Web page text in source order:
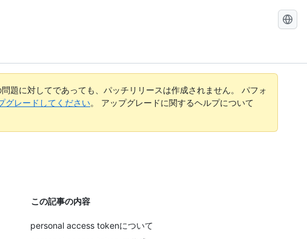
GitHub
検
索
題に対してであっても、パッチリリースは作成されません。 パフォ
グレードしてください。 アップグレードに関するヘルプについて
この記事の内容
personal access tokenについて